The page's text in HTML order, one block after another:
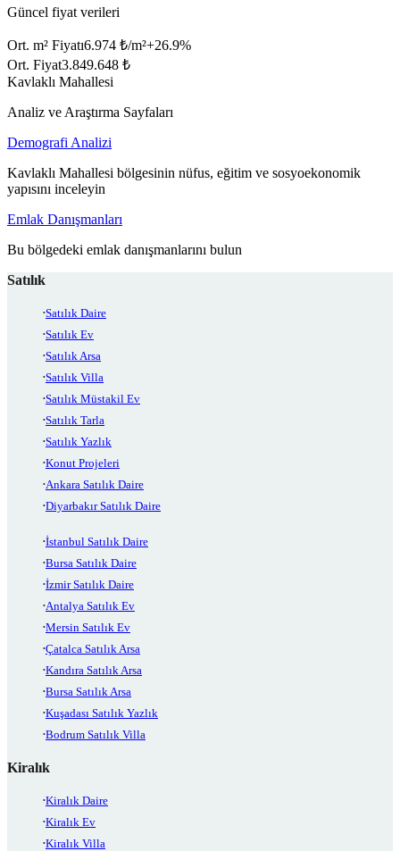
Güncel fiyat verileri
Ort. m² Fiyatı6.974 ₺/m²+26.9%
Ort. Fiyat3.849.648 ₺
Kavlaklı Mahallesi
Analiz ve Araştırma Sayfaları
Demografi Analizi
Kavlaklı Mahallesi bölgesinin nüfus, eğitim ve sosyoekonomik
yapısını inceleyin
Emlak Danışmanları
Bu bölgedeki emlak danışmanlarını bulun
Satılık
Satılık Daire
Satılık Ev
Satılık Arsa
Satılık Villa
Satılık Müstakil Ev
Satılık Tarla
Satılık Yazlık
Konut Projeleri
Ankara Satılık Daire
Diyarbakır Satılık Daire
İstanbul Satılık Daire
Bursa Satılık Daire
İzmir Satılık Daire
Antalya Satılık Ev
Mersin Satılık Ev
Çatalca Satılık Arsa
Kandıra Satılık Arsa
Bursa Satılık Arsa
Kuşadası Satılık Yazlık
Bodrum Satılık Villa
Kiralık
Kiralık Daire
Kiralık Ev
Kiralık Villa